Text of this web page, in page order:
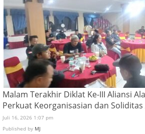
Malam Terakhir Diklat Ke-III Aliansi
Perkuat Keorganisasian dan
Juli 16, 2026 1:07 pm
Published by MJ